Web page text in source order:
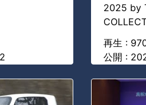
2025 by
再生 :
公開 :